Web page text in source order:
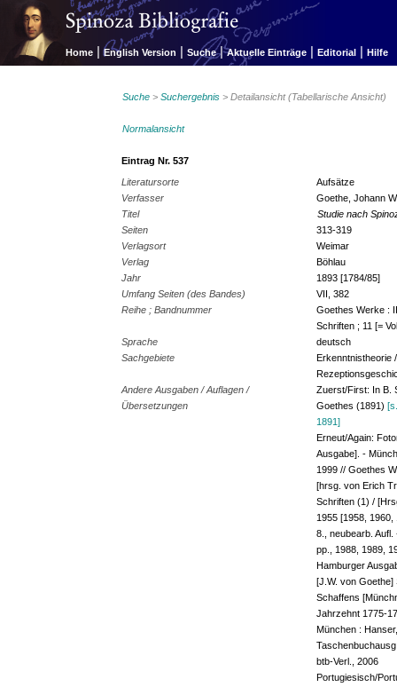
Home | English Version | Suche | Aktuelle Einträge | Editorial | Hilfe
Suche >Suchergebnis > Detailansicht (Tabellarische Ansicht)
Normalansicht
Eintrag Nr. 537
Literatursorte
Aufsätze
Verfasser
Goethe, Johann
Titel
Studie nach
Seiten
313-319
Verlagsort
Weimar
Verlag
Böhlau
Jahr
1893 [1784/85]
Umfang Seiten (des Bandes)
VII, 382
Reihe ; Bandnummer
Goethes Werke :
Schriften ; 11 [=
Sprache
deutsch
Sachgebiete
Erkenntnistheorie
Andere Ausgaben / Auflagen /
Übersetzungen
Zuerst/First: In B.
Goethes (1891)
1891]
Erneut/Again:
Ausgabe]. -
1999 // Goethes
[hrsg. von Erich
Schriften (1) /
1955 [1958,
8., neubearb.
pp., 1988, 1989,
Hamburger
[J.W. von
Schaffens
Jahrzehnt 1775-
München :
btb-Verl., 2006
Portugiesisch/